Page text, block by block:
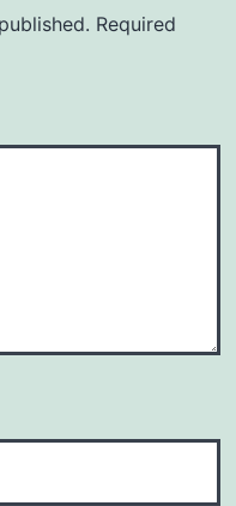
Required